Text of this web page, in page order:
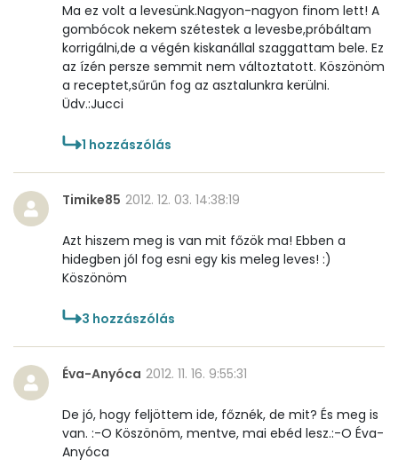
β-crypt
1 micro
Likopin
1 micro
Lut-zea
Ma ez volt a levesünk.Nagyon-nagyon finom lett! A
gombócok nekem szétestek a levesbe,próbáltam
korrigálni,de a végén kiskanállal szaggattam bele. Ez
az ízén persze semmit nem változtatott. Köszönöm
a receptet,sűrűn fog az asztalunkra kerülni.
Üdv.:Jucci
1 hozzászólás
Timike85 2012. 12. 03. 14:38:19
Azt hiszem meg is van mit főzök ma! Ebben a
hidegben jól fog esni egy kis meleg leves! :)
Köszönöm
3 hozzászólás
Éva-Anyóca 2012. 11. 16. 9:55:31
De jó, hogy feljöttem ide, főznék, de mit? És meg is
van. :-O Köszönöm, mentve, mai ebéd lesz.:-O Éva-
Anyóca